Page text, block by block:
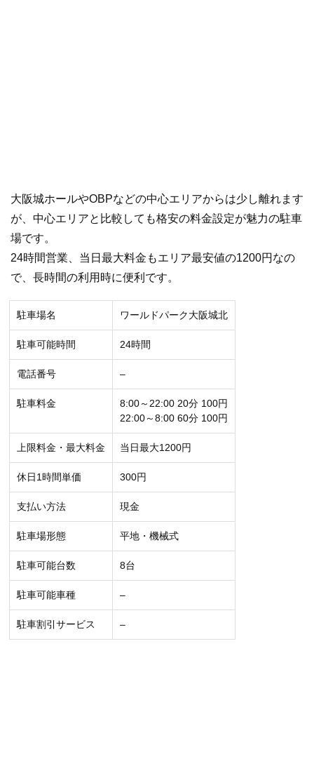
大阪城ホールやOBPなどの中心エリアからは少し離れます
が、中心エリアと比較しても格安の料金設定が魅力の駐車
場です。
24時間営業、当日最大料金もエリア最安値の1200円なの
で、長時間の利用時に便利です。
駐車場名 ワールドパーク大阪城北
駐車可能時間 24時間
電話番号 –
駐車料金
8:00～22:00 20分 100円
22:00～8:00 60分 100円
上限料金・最大料金 当日最大1200円
休日1時間単価 300円
支払い方法 現金
駐車場形態 平地・機械式
駐車可能台数 8台
駐車可能車種 –
駐車割引サービス –